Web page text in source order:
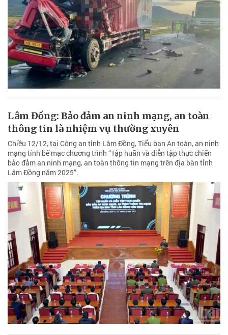
Lâm Đồng: Bảo đảm an ninh mạng, an toàn
thông tin là nhiệm vụ thường xuyên
Chiều 12/12, tại Công an tỉnh Lâm Đồng, Tiểu ban An toàn, an ninh
mạng tỉnh bế mạc chương trình “Tập huấn và diễn tập thực chiến
bảo đảm an ninh mạng, an toàn thông tin mạng trên địa bàn tỉnh
Lâm Đồng năm 2025”.